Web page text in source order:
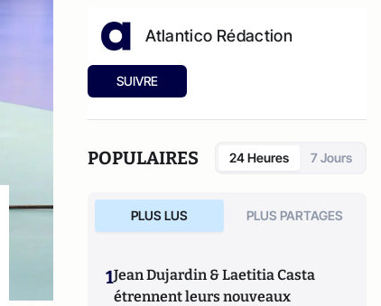
Atlantico Rédaction
SUIVRE
POPULAIRES 24 Heures 7 Jours
PLUS LUS PLUS PARTAGES
1Jean Dujardin & Laetitia Casta
étrennent leurs nouveaux